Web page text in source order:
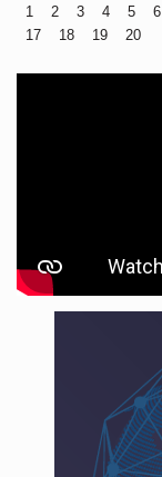
1 2 3 4 5 6
17
18 19 20